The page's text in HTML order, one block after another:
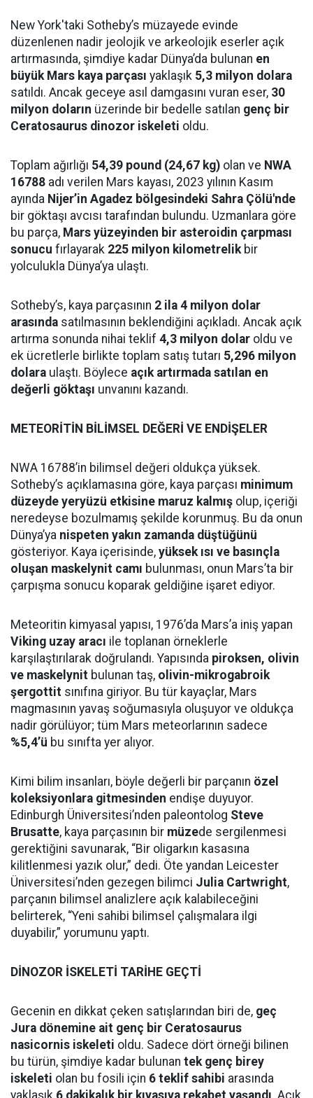
New York'taki Sotheby’s müzayede evinde
düzenlenen nadir jeolojik ve arkeolojik eserler açık
artırmasında, şimdiye kadar Dünya’da bulunan en
büyük Mars kaya parçası yaklaşık 5,3 milyon dolara
satıldı. Ancak geceye asıl damgasını vuran eser, 30
milyon doların üzerinde bir bedelle satılan genç bir
Ceratosaurus dinozor iskeleti oldu.
Toplam ağırlığı 54,39 pound (24,67 kg) olan ve NWA
16788 adı verilen Mars kayası, 2023 yılının Kasım
ayında Nijer’in Agadez bölgesindeki Sahra Çölü'nde
bir göktaşı avcısı tarafından bulundu. Uzmanlara göre
bu parça, Mars yüzeyinden bir asteroidin çarpması
sonucu fırlayarak 225 milyon kilometrelik bir
yolculukla Dünya’ya ulaştı.
Sotheby’s, kaya parçasının 2 ila 4 milyon dolar
arasında satılmasının beklendiğini açıkladı. Ancak açık
artırma sonunda nihai teklif 4,3 milyon dolar oldu ve
ek ücretlerle birlikte toplam satış tutarı 5,296 milyon
dolara ulaştı. Böylece açık artırmada satılan en
değerli göktaşı unvanını kazandı.
METEORİTİN BİLİMSEL DEĞERİ VE ENDİŞELER
NWA 16788’in bilimsel değeri oldukça yüksek.
Sotheby’s açıklamasına göre, kaya parçası minimum
düzeyde yeryüzü etkisine maruz kalmış olup, içeriği
neredeyse bozulmamış şekilde korunmuş. Bu da onun
Dünya’ya nispeten yakın zamanda düştüğünü
gösteriyor. Kaya içerisinde, yüksek ısı ve basınçla
oluşan maskelynit camı bulunması, onun Mars’ta bir
çarpışma sonucu koparak geldiğine işaret ediyor.
Meteoritin kimyasal yapısı, 1976’da Mars’a iniş yapan
Viking uzay aracı ile toplanan örneklerle
karşılaştırılarak doğrulandı. Yapısında piroksen, olivin
ve maskelynit bulunan taş, olivin-mikrogabroik
şergottit sınıfına giriyor. Bu tür kayaçlar, Mars
magmasının yavaş soğumasıyla oluşuyor ve oldukça
nadir görülüyor; tüm Mars meteorlarının sadece
%5,4’ü bu sınıfta yer alıyor.
Kimi bilim insanları, böyle değerli bir parçanın özel
koleksiyonlara gitmesinden endişe duyuyor.
Edinburgh Üniversitesi’nden paleontolog Steve
Brusatte, kaya parçasının bir müzede sergilenmesi
gerektiğini savunarak, “Bir oligarkın kasasına
kilitlenmesi yazık olur,” dedi. Öte yandan Leicester
Üniversitesi’nden gezegen bilimci Julia Cartwright,
parçanın bilimsel analizlere açık kalabileceğini
belirterek, “Yeni sahibi bilimsel çalışmalara ilgi
duyabilir,” yorumunu yaptı.
DİNOZOR İSKELETİ TARİHE GEÇTİ
Gecenin en dikkat çeken satışlarından biri de, geç
Jura dönemine ait genç bir Ceratosaurus
nasicornis iskeleti oldu. Sadece dört örneği bilinen
bu türün, şimdiye kadar bulunan tek genç birey
iskeleti olan bu fosili için 6 teklif sahibi arasında
yaklaşık 6 dakikalık bir kıyasıya rekabet yaşandı. Açık